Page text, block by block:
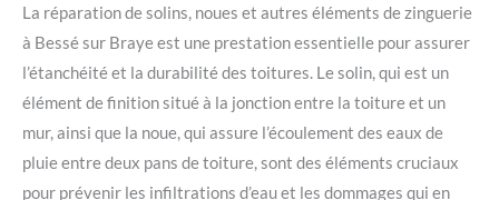
La réparation de solins, noues et autres éléments de zinguerie
à Bessé sur Braye est une prestation essentielle pour assurer
l’étanchéité et la durabilité des toitures. Le solin, qui est un
élément de finition situé à la jonction entre la toiture et un
mur, ainsi que la noue, qui assure l’écoulement des eaux de
pluie entre deux pans de toiture, sont des éléments cruciaux
pour prévenir les infiltrations d’eau et les dommages qui en